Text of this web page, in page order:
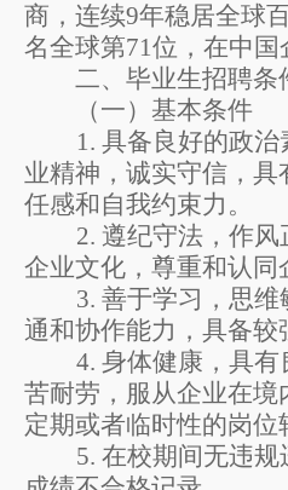
商，连续9年稳居全球
名全球第71位，在中国
二、毕业生招聘条
（一）基本条件
1. 具备良好的政
业精神，诚实守信，
任感和自我约束力。
2. 遵纪守法，作风
企业文化，尊重和认同
3. 善于学习，思
通和协作能力，具备较
4. 身体健康，具有
苦耐劳 ， 服从企业在境
定期或者临时性的岗位
5. 在校期间无违